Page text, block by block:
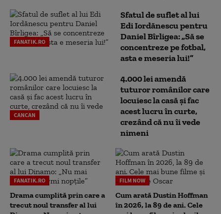
FANATIK.RO
Sfatul de suflet al lui
Edi Iordănescu pentru
Daniel Bîrligea: „Să se
concentreze pe fotbal,
asta e meseria lui!”
CANCAN
4.000 lei amendă
tuturor românilor care
locuiesc la casă și fac
acest lucru în curte,
crezând că nu îi vede
nimeni
FANATIK.RO
Drama cumplită prin care a
trecut noul transfer al lui
FILM NOW
Cum arată Dustin Hoffman
în 2026, la 89 de ani. Cele